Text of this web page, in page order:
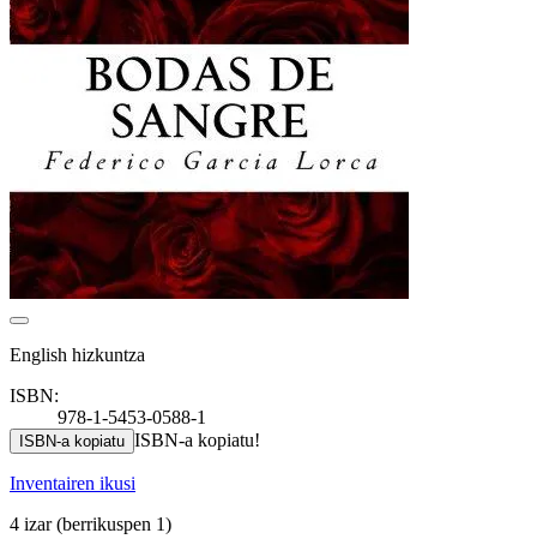
English hizkuntza
ISBN:
978-1-5453-0588-1
ISBN-a kopiatu ISBN-a kopiatu!
Inventairen ikusi
4 izar(berrikuspen 1)